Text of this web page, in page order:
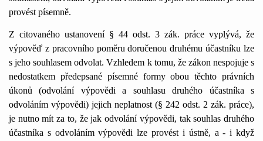
provést písemně.
Z citovaného ustanovení § 44 odst. 3 zák. práce vyplývá, že
výpověď z pracovního poměru doručenou druhému účastníku lze
s jeho souhlasem odvolat. Vzhledem k tomu, že zákon nespojuje s
nedostatkem předepsané písemné formy obou těchto právních
úkonů (odvolání výpovědi a souhlasu druhého účastníka s
odvoláním výpovědi) jejich neplatnost (§ 242 odst. 2 zák. práce),
je nutno mít za to, že jak odvolání výpovědi, tak souhlas druhého
účastníka s odvoláním výpovědi lze provést i ústně, a - i když